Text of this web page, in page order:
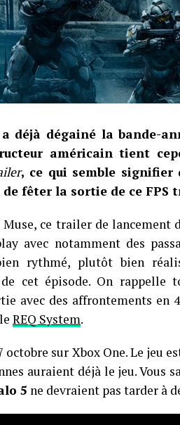
déjà dégainé la bande-
américain tient
, ce qui semble signifier
fêter la sortie de ce FPS
Muse, ce trailer de lancement
avec notamment des
rythmé, plutôt bien
cet épisode. On rappelle
avec des affrontements en
REQ System.
octobre sur Xbox One. Le jeu
auraient déjà le jeu. Vous
5 ne devraient pas tarder à